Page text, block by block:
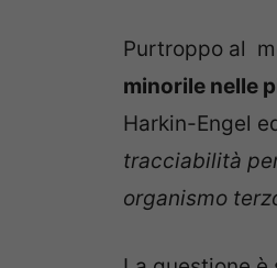
Purtroppo al
minorile nelle
Harkin-Engel
tracciabilità
organismo